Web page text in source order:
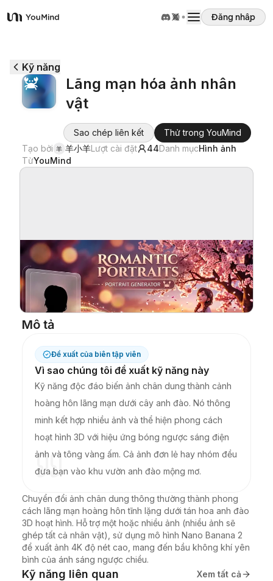
YouMind
Đăng nhập
Các trường hợp sử dụng
Lời nhắc
Tải xuống
Blog
Cập nhật
Kỹ năng
Lãng mạn hóa ảnh nhân
vật
Sao chép liên kết
Thử trong YouMind
Tạo bởi 羊 羊小羊Lượt cài đặt 44Danh mụcHình ảnh
TừYouMind
Mô tả
Đề xuất của biên tập viên
Vì sao chúng tôi đề xuất kỹ năng này
Kỹ năng độc đáo biến ảnh chân dung thành cảnh
hoàng hôn lãng mạn dưới cây anh đào. Nó thông
minh kết hợp nhiều ảnh và thể hiện phong cách
hoạt hình 3D với hiệu ứng bóng ngược sáng điện
ảnh và tông vàng ấm. Cả ảnh đơn lẻ hay nhóm đều
đưa bạn vào khu vườn anh đào mộng mơ.
Chuyển đổi ảnh chân dung thông thường thành phong
cách lãng mạn hoàng hôn tĩnh lặng dưới tán hoa anh đào
3D hoạt hình. Hỗ trợ một hoặc nhiều ảnh (nhiều ảnh sẽ
ghép tất cả nhân vật), sử dụng mô hình Nano Banana 2
để xuất ảnh 4K độ nét cao, mang đến bầu không khí yên
bình của ánh sáng ngược chiều.
Kỹ năng liên quan Xem tất cả